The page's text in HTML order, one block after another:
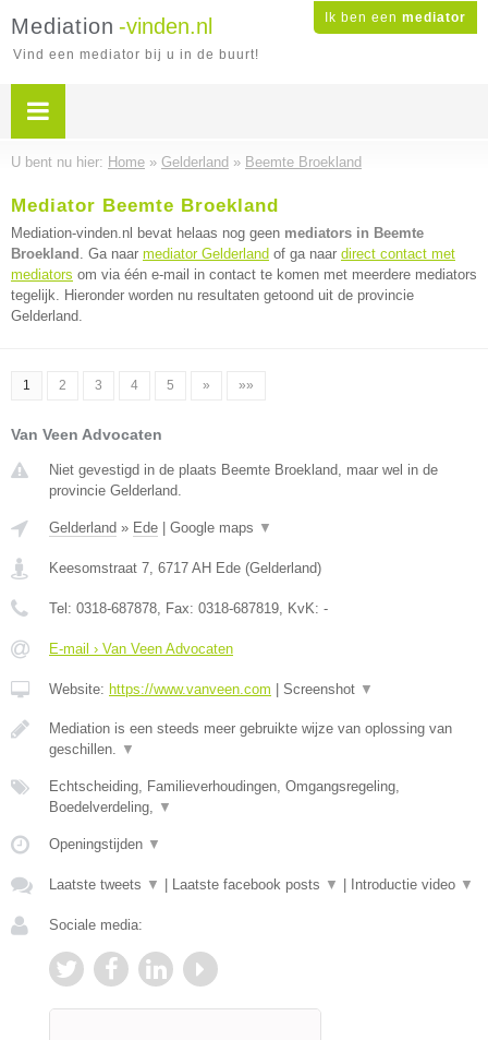
Ik ben een mediator
Mediation -vinden.nl
Vind een mediator bij u in de buurt!
U bent nu hier: Home » Gelderland » Beemte Broekland
Mediator Beemte Broekland
Mediation-vinden.nl bevat helaas nog geen mediators in Beemte
Broekland . Ga naar mediator Gelderland of ga naar direct contact met
mediators om via één e-mail in contact te komen met meerdere mediators
tegelijk. Hieronder worden nu resultaten getoond uit de provincie
Gelderland.
1 2 3 4 5 » »»
Van Veen Advocaten
Niet gevestigd in de plaats Beemte Broekland, maar wel in de
provincie Gelderland.
Gelderland » Ede Google maps ▼
Keesomstraat 7, 6717 AH Ede (Gelderland)
Tel: 0318-687878, Fax: 0318-687819, KvK: -
E-mail › Van Veen Advocaten
Website: https://www.vanveen.com Screenshot ▼
Mediation is een steeds meer gebruikte wijze van oplossing van
geschillen. ▼
Echtscheiding, Familieverhoudingen, Omgangsregeling,
Boedelverdeling, ▼
Openingstijden ▼
Laatste tweets ▼ Laatste facebook posts ▼ Introductie video ▼
Sociale media: